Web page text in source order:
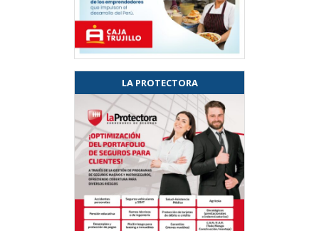
LA PROTECTORA